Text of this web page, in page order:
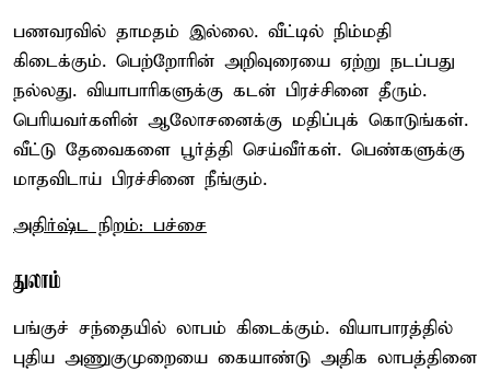
பணவரவில் தாமதம் இல்லை. வீட்டில் நிம்மதி
கிடைக்கும். பெற்றோரின் அறிவுரையை ஏற்று நடப்பது
நல்லது. வியாபாரிகளுக்கு கடன் பிரச்சினை தீரும்.
பெரியவர்களின் ஆலோசனைக்கு மதிப்புக் கொடுங்கள்.
வீட்டு தேவைகளை பூர்த்தி செய்வீர்கள். பெண்களுக்கு
மாதவிடாய் பிரச்சினை நீங்கும்.
அதிர்ஷ்ட நிறம்: பச்சை
துலாம்
பங்குச் சந்தையில் லாபம் கிடைக்கும். வியாபாரத்தில்
புதிய அணுகுமுறையை கையாண்டு அதிக லாபத்தினை